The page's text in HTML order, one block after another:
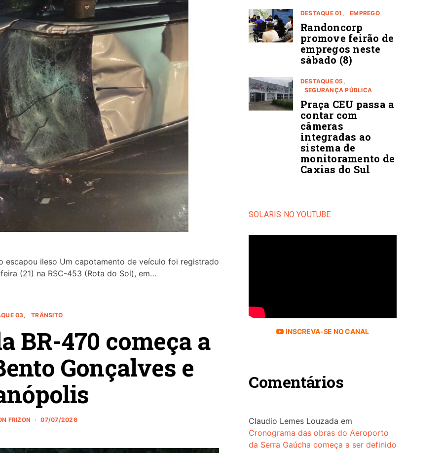
escapou ileso Um capotamento de veículo foi registrado
(21) na RSC-453 (Rota do Sol), em…
03 TRÂNSITO
BR-470 começa a
Gonçalves e
FRIZON 07/07/2026
DESTAQUE 01 EMPREGO
Randoncorp
promove feirão de
empregos neste
sábado (8)
DESTAQUE 05
SEGURANÇA PÚBLICA
Praça CEU passa a
contar com
câmeras
integradas ao
sistema de
monitoramento de
Caxias do Sul
SOLARIS NO YOUTUBE
INSCREVA-SE NO CANAL
Comentários
Claudio Lemes Louzada em
Cronograma das obras do Aeroporto
da Serra Gaúcha começa a ser definido